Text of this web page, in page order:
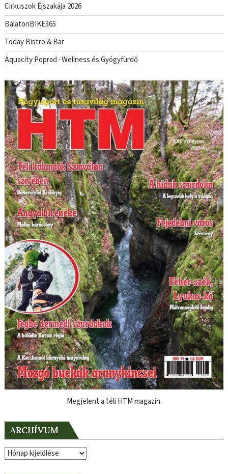
Cirkuszok Éjszakája 2026
BalatonBIKE365
Today Bistro & Bar
Aquacity Poprad · Wellness és Gyógyfürdő
Megjelent a téli HTM magazin.
ARCHÍVUM
Archívum